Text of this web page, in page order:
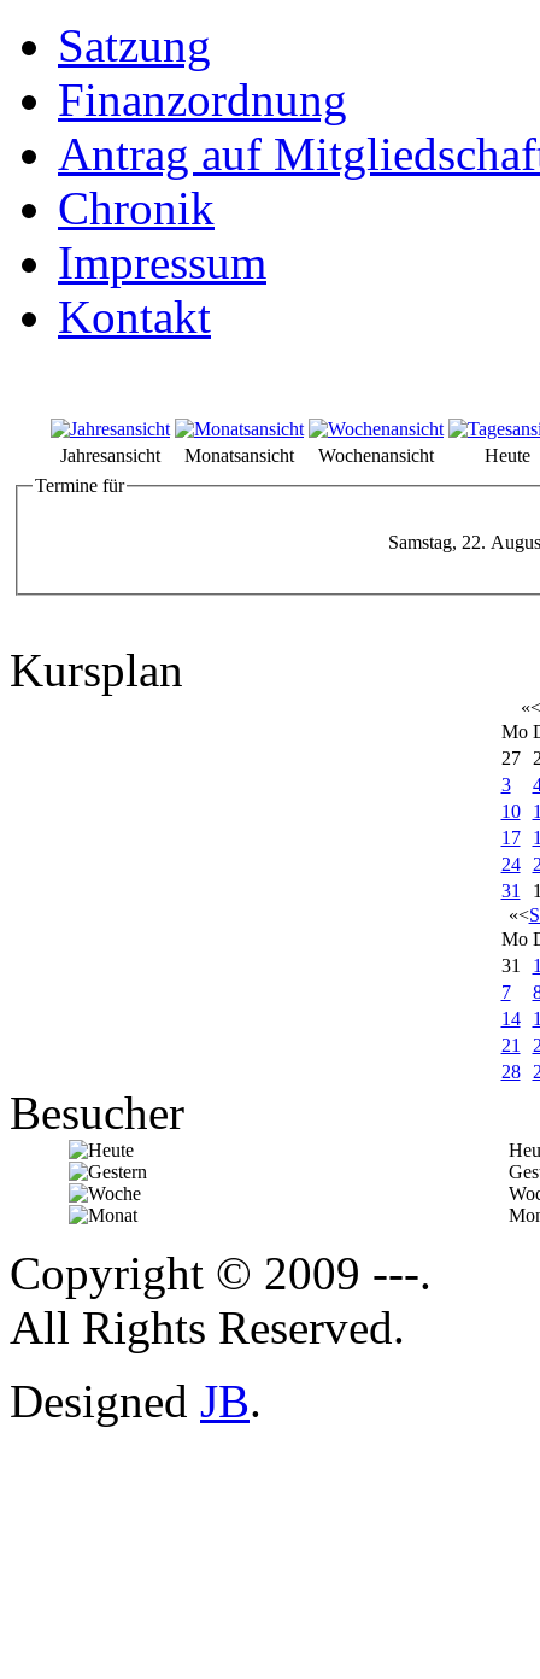
Satzung
Finanzordnung
Antrag auf
Chronik
Impressum
Kontakt
Jahresansicht Monatsansicht Wochenansicht
Heute
Termine für
Samstag, 22.
Kursplan
«<
Mo
27
3
10
17
24
31
«<
Mo
31
7
14
21
28
Besucher
Copyright © 2009 ---.
All Rights Reserved.
Designed JB.